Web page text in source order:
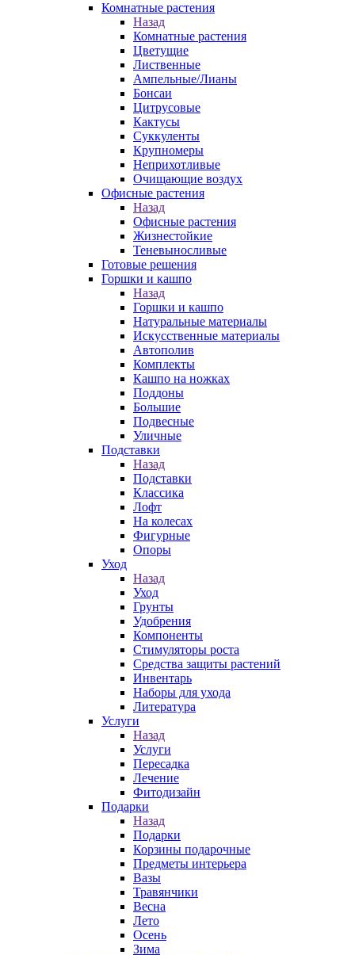
Комнатные растения
Назад
Комнатные растения
Цветущие
Лиственные
Ампельные/Лианы
Бонсаи
Цитрусовые
Кактусы
Суккуленты
Крупномеры
Неприхотливые
Очищающие воздух
Офисные растения
Назад
Офисные растения
Жизнестойкие
Теневыносливые
Готовые решения
Горшки и кашпо
Назад
Горшки и кашпо
Натуральные материалы
Искусственные материалы
Автополив
Комплекты
Кашпо на ножках
Поддоны
Большие
Подвесные
Уличные
Подставки
Назад
Подставки
Классика
Лофт
На колесах
Фигурные
Опоры
Уход
Назад
Уход
Грунты
Удобрения
Компоненты
Стимуляторы роста
Средства защиты растений
Инвентарь
Наборы для ухода
Литература
Услуги
Назад
Услуги
Пересадка
Лечение
Фитодизайн
Подарки
Назад
Подарки
Корзины подарочные
Предметы интерьера
Вазы
Травянчики
Весна
Лето
Осень
Зима